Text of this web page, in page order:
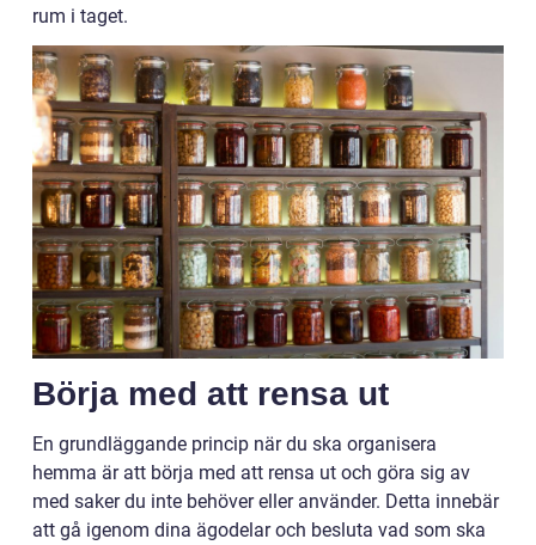
rum i taget.
Börja med att rensa ut
En grundläggande princip när du ska organisera
hemma är att börja med att rensa ut och göra sig av
med saker du inte behöver eller använder. Detta innebär
att gå igenom dina ägodelar och besluta vad som ska